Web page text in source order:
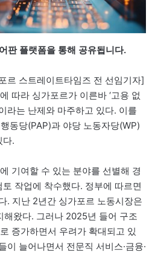
판 플랫폼을 통해 공유됩니다.
르 스트레이트타임즈 전 선임기자]
따라 싱가포르가 이른바 ‘고용 없
라는 난제와 마주하고 있다. 이를
동당(PAP)과 야당 노동자당(WP)
다.
기여할 수 있는 분야를 선별해 경
작업에 착수했다. 정부에 따르면
. 지난 2년간 싱가포르 노동시장은
해왔다. 그러나 2025년 들어 구조
증가하면서 우려가 확대되고 있
이 늘어나면서 전문직 서비스·금융·